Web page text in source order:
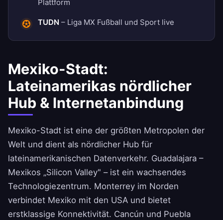
Plattform
TUDN – Liga MX Fußball und Sport live
Mexiko-Stadt:
Lateinamerikas nördlicher
Hub & Internetanbindung
Mexiko-Stadt ist eine der größten Metropolen der
Welt und dient als nördlicher Hub für
lateinamerikanischen Datenverkehr. Guadalajara –
Mexikos „Silicon Valley" – ist ein wachsendes
Technologiezentrum. Monterrey im Norden
verbindet Mexiko mit den USA und bietet
erstklassige Konnektivität. Cancún und Puebla